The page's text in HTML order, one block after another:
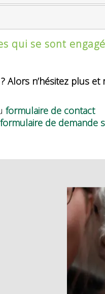
se sont
Alors n’hésitez plus et
formulaire de contact
formulaire de demande